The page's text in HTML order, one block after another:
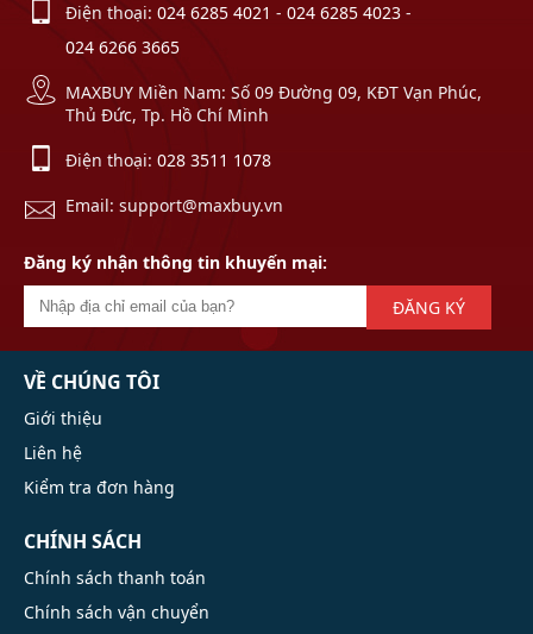
Điện thoại: 024 6285 4021 - 024 6285 4023 -
024 6266 3665
MAXBUY Miền Nam: Số 09 Đường 09, KĐT Vạn Phúc,
Thủ Đức, Tp. Hồ Chí Minh
Điện thoại: 028 3511 1078
Email: support@maxbuy.vn
Đăng ký nhận thông tin khuyến mại:
ĐĂNG KÝ
VỀ CHÚNG TÔI
Giới thiệu
Liên hệ
Kiểm tra đơn hàng
CHÍNH SÁCH
Chính sách thanh toán
Chính sách vận chuyển